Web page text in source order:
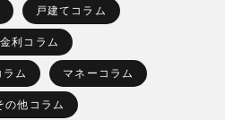
戸建てコラム
金利コラム
ム マネーコラム
の他コラム